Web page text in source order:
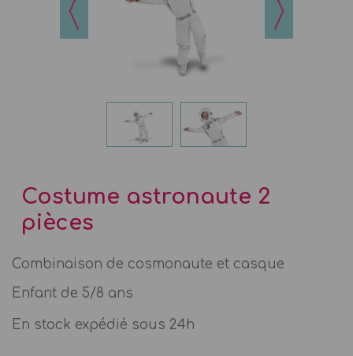
Costume astronaute 2
pièces
Combinaison de cosmonaute et casque
Enfant de 5/8 ans
En stock expédié sous 24h